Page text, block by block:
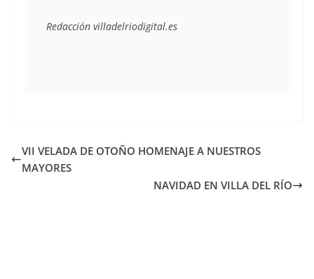
Redacción villadelriodigital.es
VII VELADA DE OTOÑO HOMENAJE A NUESTROS
MAYORES
NAVIDAD EN VILLA DEL RÍO